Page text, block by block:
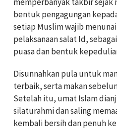
bentuk pengagungan
setiap Muslim wajib
pelaksanaan salat Id,
puasa dan bentuk
Disunnahkan pula untuk
terbaik, serta makan
Setelah itu, umat Islam
silaturahmi dan saling
kembali bersih dan penuh